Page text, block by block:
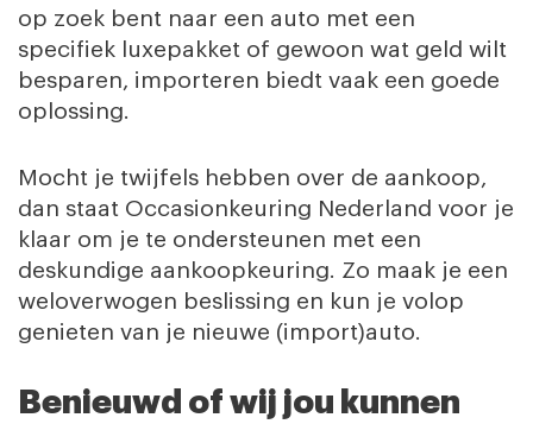
op zoek bent naar een auto met een
specifiek luxepakket of gewoon wat geld wilt
besparen, importeren biedt vaak een goede
oplossing.
Mocht je twijfels hebben over de aankoop,
dan staat Occasionkeuring Nederland voor je
klaar om je te ondersteunen met een
deskundige aankoopkeuring. Zo maak je een
weloverwogen beslissing en kun je volop
genieten van je nieuwe (import)auto.
Benieuwd of wij jou kunnen